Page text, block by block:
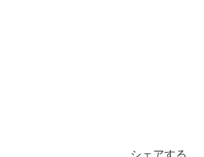
シェアする